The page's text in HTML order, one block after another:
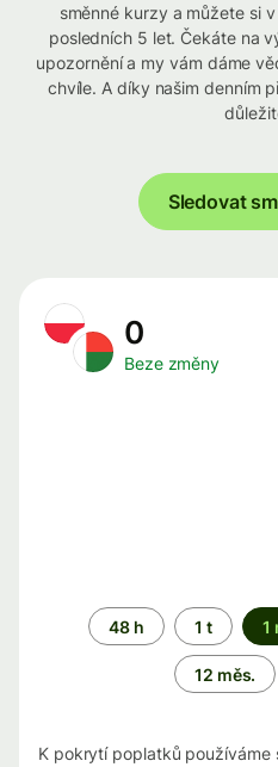
směnné kurzy a můžete si
posledních 5 let. Čekáte na
upozornění a my vám dáme
chvíle. A díky našim denním
Sledovat
0
Beze změny
Časové
období
48 h 1 t 1
12 měs.
K pokrytí poplatků